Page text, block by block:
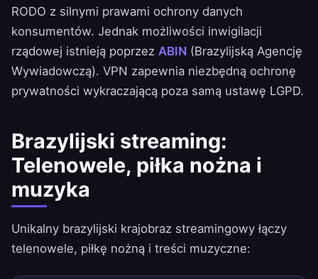
RODO z silnymi prawami ochrony danych
konsumentów. Jednak możliwości inwigilacji
rządowej istnieją poprzez ABIN (Brazylijską Agencję
Wywiadowczą). VPN zapewnia niezbędną ochronę
prywatności wykraczającą poza samą ustawę LGPD.
Brazylijski streaming:
Telenowele, piłka nożna i
muzyka
Unikalny brazylijski krajobraz streamingowy łączy
telenowele, piłkę nożną i treści muzyczne: